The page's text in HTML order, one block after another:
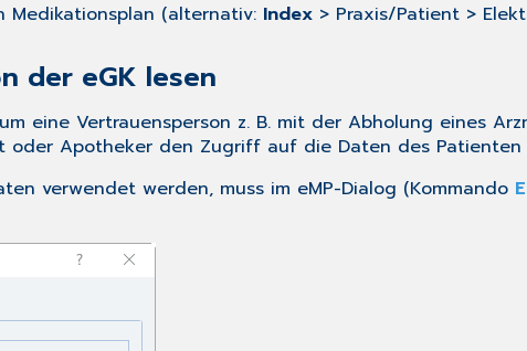
Medikationsplan (alternativ: Index > Praxis/Patient >
der eGK lesen
eine Vertrauensperson z. B. mit der Abholung eines
oder Apotheker den Zugriff auf die Daten des Patienten
verwendet werden, muss im eMP-Dialog (Kommando